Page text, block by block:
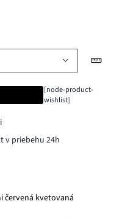
[node-product-
wishlist]
v priebehu 24h
červená kvetovaná